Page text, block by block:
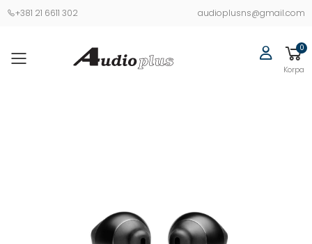
+381 21 6611 302 audioplusns@gmail.com
0
Korpa